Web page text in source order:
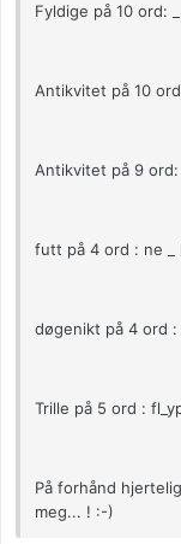
Fyldige på 10 ord:
Antikvitet på 10
Antikvitet på 9 ord:
futt på 4 ord : ne _
døgenikt på 4 ord :
Trille på 5 ord :
På forhånd
meg... ! :-)